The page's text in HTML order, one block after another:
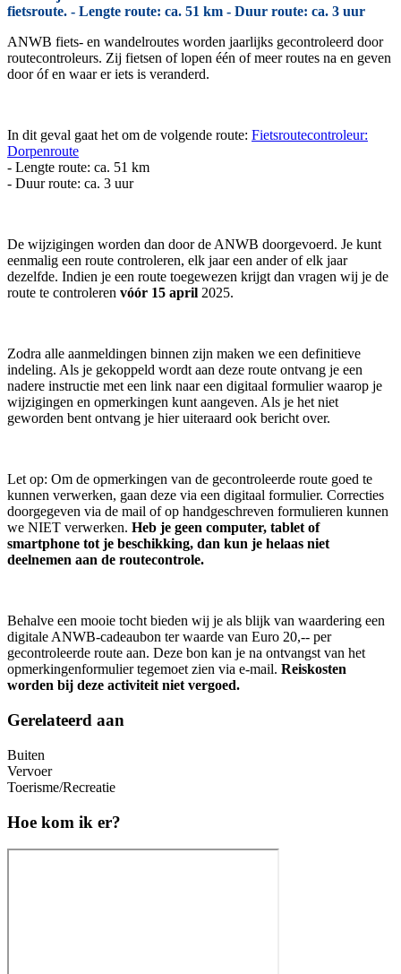
fietsroute. - Lengte route: ca. 51 km - Duur route: ca. 3 uur
ANWB fiets- en wandelroutes worden jaarlijks gecontroleerd door
routecontroleurs. Zij fietsen of lopen één of meer routes na en geven
door óf en waar er iets is veranderd.
In dit geval gaat het om de volgende route: Fietsroutecontroleur:
Dorpenroute
- Lengte route: ca. 51 km
- Duur route: ca. 3 uur
De wijzigingen worden dan door de ANWB doorgevoerd. Je kunt
eenmalig een route controleren, elk jaar een ander of elk jaar
dezelfde. Indien je een route toegewezen krijgt dan vragen wij je de
route te controleren vóór 15 april 2025.
Zodra alle aanmeldingen binnen zijn maken we een definitieve
indeling. Als je gekoppeld wordt aan deze route ontvang je een
nadere instructie met een link naar een digitaal formulier waarop je
wijzigingen en opmerkingen kunt aangeven. Als je het niet
geworden bent ontvang je hier uiteraard ook bericht over.
Let op: Om de opmerkingen van de gecontroleerde route goed te
kunnen verwerken, gaan deze via een digitaal formulier. Correcties
doorgegeven via de mail of op handgeschreven formulieren kunnen
we NIET verwerken. Heb je geen computer, tablet of
smartphone tot je beschikking, dan kun je helaas niet
deelnemen aan de routecontrole.
Behalve een mooie tocht bieden wij je als blijk van waardering een
digitale ANWB-cadeaubon ter waarde van Euro 20,-- per
gecontroleerde route aan. Deze bon kan je na ontvangst van het
opmerkingenformulier tegemoet zien via e-mail. Reiskosten
worden bij deze activiteit niet vergoed.
Gerelateerd aan
Buiten
Vervoer
Toerisme/Recreatie
Hoe kom ik er?